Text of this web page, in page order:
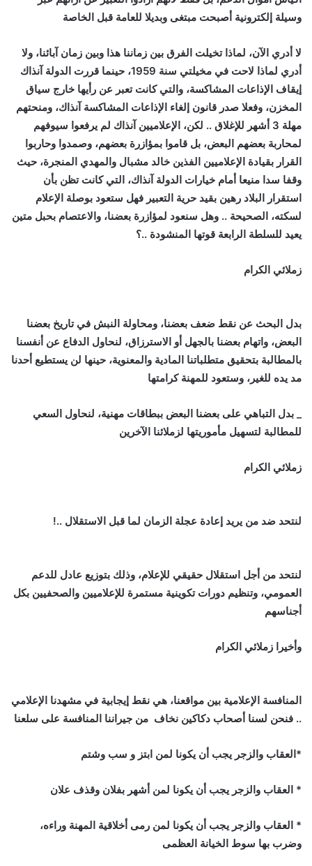
وسيلة إلكترونية أصبحت مبتغى وبديلا للعامة قبل الخاصة
لا أدري الآن، لماذا تخيلت الفرق بين زماننا هذا وبين زمان آبائنا، ولا
أدري لماذا لاحت في مخيلتي سنة 1959، حينما قررت الدولة آنذاك
إيقاف الإذاعات المشاكسة، والتي كانت تعبر عن رأيها خارج سياق
المخزن، وفعلا صدر قانون إلغاء الإذاعات المشاكسة آنذاك، ومنحتهم
مهلة 3 أشهر للإغلاق .. لكن، الإعلاميين آنذاك لم يرفعوا سيوفهم
لمحاربة بعضهم البعض، بل قاموا بمؤازرة بعضهم، وصمدوا وحاربوا
القرار بقيادة الإعلاميين الفذين خالد مشبال والمهدي المنجرة، حيث
وقفا سدا منيعا أمام خيارات الدولة آنذاك، التي كانت تظن بأن
استقرار البلاد رهين بقيد حرية التعبير فهل ستعود بوصلة الإعلام
لسكته، الصحيحة .. وهل سنعود لمؤازرة بعضنا، والاعتصام بحبل متين
يعيد للسلطة الرابعة قوتها المنشودة ..؟
زملائي الكرام
بدل البحث عن نقط ضعف بعضنا، ومحاولة النبش في تاريخ بعضنا
البعض، واتهام بعضنا بالجهل أو الاسترزاق، لنحاول الدفاع عن أنفسنا
بالمطالبة بتحقيق متطلباتنا المادية والمعنوية، حينها لن يستطيع أحدنا
مد يده للغير، وستعود للمهنة كرامتها
بدل التباهي على بعضنا البعض ببطاقات مهنية، لنحاول السعي
للمطالبة لتسهيل مأموريتها لزملائنا الآخرين
زملائي الكرام
لنتحد ضد من يريد إعادة عجلة الزمان لما قبل الاستقلال ..!
لنتحد من أجل استقلال حقيقي للإعلام، وذلك بتوزيع عادل للدعم
العمومي، وتنظيم دورات تكوينية مستمرة للإعلاميين والصحفيين بكل
أجناسهم
وأخيرا زملائي الكرام
المنافسة الإعلامية بين مواقعنا، هي نقط إيجابية في مشهدنا الإعلامي
.. فنحن لسنا أصحاب دكاكين نخاف من جيراننا المنافسة على سلعنا
*العقاب والزجر يجب أن يكونا لمن ابتز و سب وشتم
* العقاب والزجر يجب أن يكونا لمن أشهر بفلان وقذف علان
* العقاب والزجر يجب أن يكونا لمن رمى أخلاقية المهنة وراءه،
وضرب بها سوط الخيانة العظمى